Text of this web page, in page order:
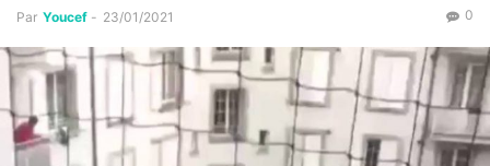
Par Youcef - 23/01/2021 0